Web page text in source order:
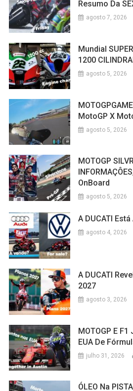
Resumo Da
agosto 7, 2026
Mundial
1200
agosto 5, 2026
MotoGP X
agosto 5, 2026
MOTOGP
OnBoard
agosto 5, 2026
A DUCATI Está
agosto 4, 2026
A DUCATI
2027
agosto 3, 2026
MOTOGP E
EUA De
julho 31, 2026
ÓLEO Na